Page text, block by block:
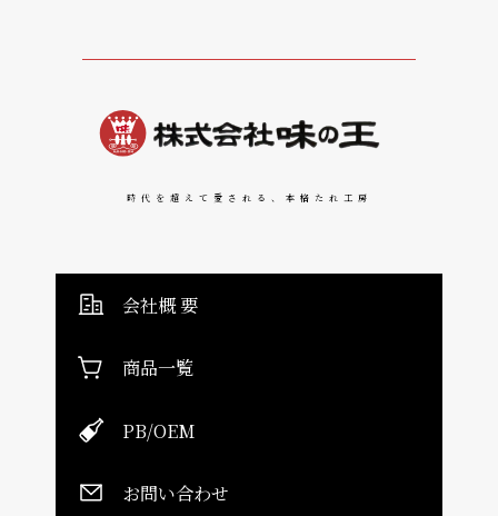
時代を超えて愛される、本格たれ工房
会社概 要
商品一覧
PB/OEM
お問い合わせ